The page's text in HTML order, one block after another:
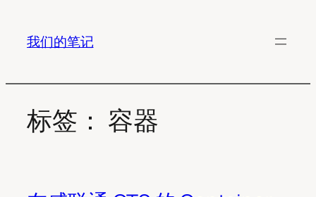
我们的笔记
标签： 容器